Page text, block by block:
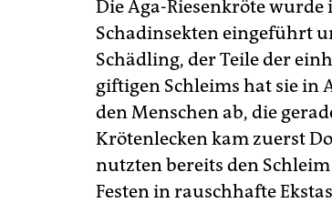
Die Aga-Riesenkröte
Schadinsekten eingeführt
Schädling, der Teile der
giftigen Schleims hat sie in
den Menschen ab, die
Krötenlecken kam zuerst
nutzten bereits den
Festen in rauschhafte